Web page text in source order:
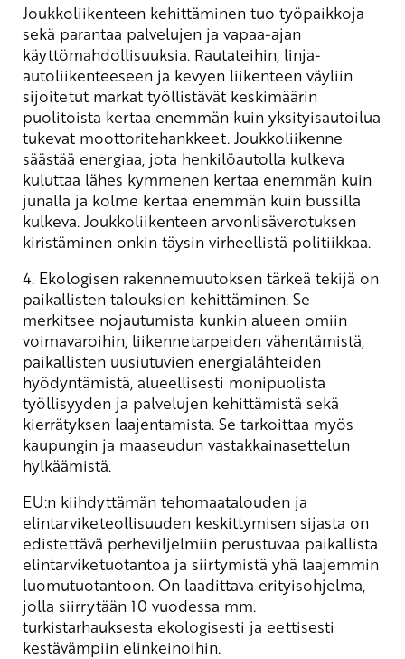
Joukkoliikenteen kehittäminen tuo työpaikkoja
sekä parantaa palvelujen ja vapaa-ajan
käyttömahdollisuuksia. Rautateihin, linja-
autoliikenteeseen ja kevyen liikenteen väyliin
sijoitetut markat työllistävät keskimäärin
puolitoista kertaa enemmän kuin yksityisautoilua
tukevat moottoritehankkeet. Joukkoliikenne
säästää energiaa, jota henkilöautolla kulkeva
kuluttaa lähes kymmenen kertaa enemmän kuin
junalla ja kolme kertaa enemmän kuin bussilla
kulkeva. Joukkoliikenteen arvonlisäverotuksen
kiristäminen onkin täysin virheellistä politiikkaa.
4. Ekologisen rakennemuutoksen tärkeä tekijä on
paikallisten talouksien kehittäminen. Se
merkitsee nojautumista kunkin alueen omiin
voimavaroihin, liikennetarpeiden vähentämistä,
paikallisten uusiutuvien energialähteiden
hyödyntämistä, alueellisesti monipuolista
työllisyyden ja palvelujen kehittämistä sekä
kierrätyksen laajentamista. Se tarkoittaa myös
kaupungin ja maaseudun vastakkainasettelun
hylkäämistä.
EU:n kiihdyttämän tehomaatalouden ja
elintarviketeollisuuden keskittymisen sijasta on
edistettävä perheviljelmiin perustuvaa paikallista
elintarviketuotantoa ja siirtymistä yhä laajemmin
luomutuotantoon. On laadittava erityisohjelma,
jolla siirrytään 10 vuodessa mm.
turkistarhauksesta ekologisesti ja eettisesti
kestävämpiin elinkeinoihin.